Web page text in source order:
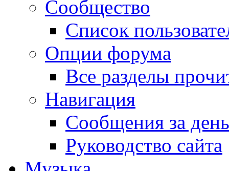
Сообщество
Список
Опции форума
Все разделы
Навигация
Сообщения за день
Руководство сайта